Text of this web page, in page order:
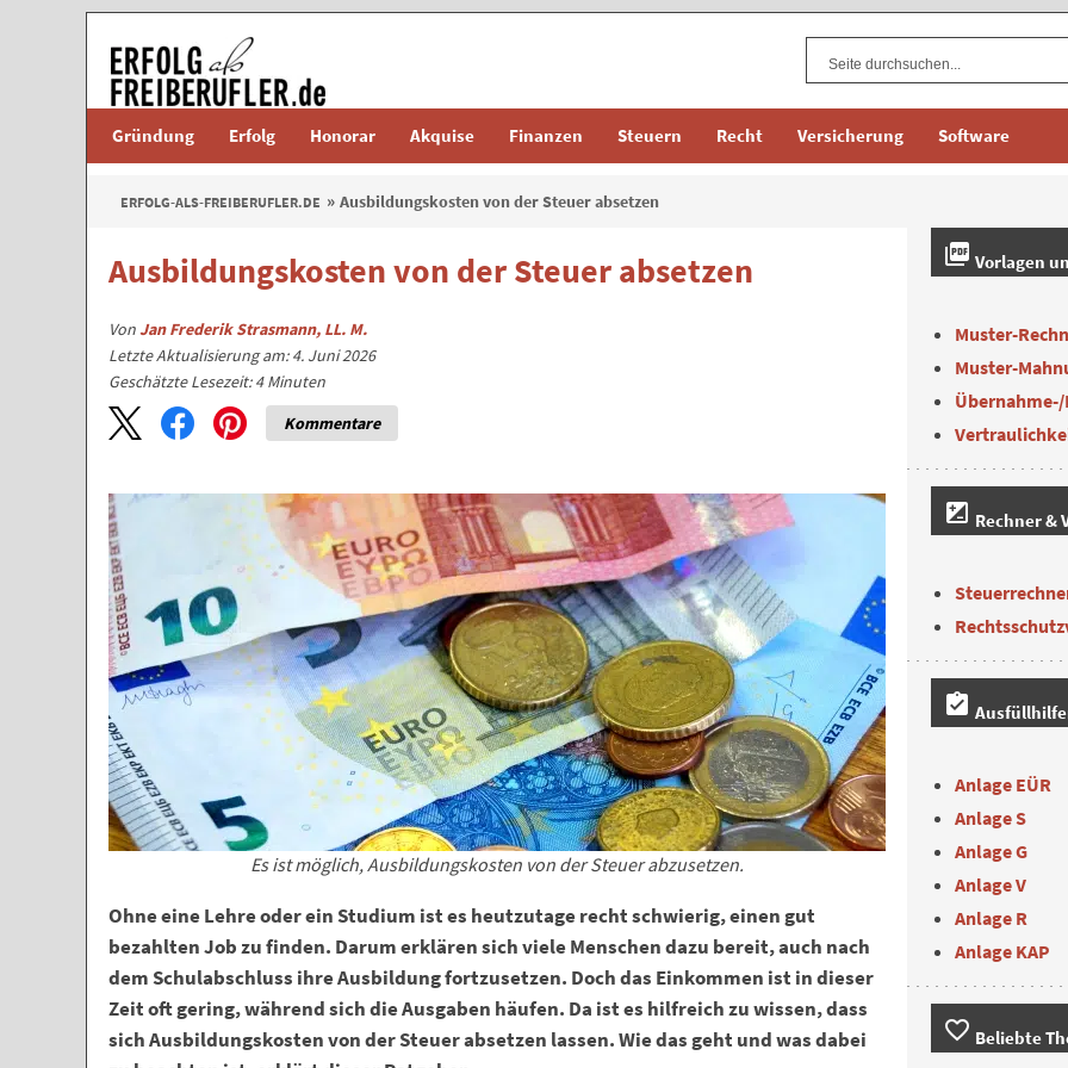
Gründung Erfolg Honorar Akquise Finanzen Steuern Recht Versicherung Software
ERFOLG-ALS-FREIBERUFLER.DE Ausbildungskosten von der Steuer absetzen
Ausbildungskosten von der Steuer absetzen
VonJan Frederik Strasmann, LL. M.
Letzte Aktualisierung am: 4. Juni 2026
Geschätzte Lesezeit:4 Minuten
Kommentare
Es ist möglich, Ausbildungskosten von der Steuer abzusetzen.
Ohne eine Lehre oder ein Studium ist es heutzutage recht schwierig, einen gut
bezahlten Job zu finden. Darum erklären sich viele Menschen dazu bereit, auch nach
dem Schulabschluss ihre Ausbildung fortzusetzen. Doch das Einkommen ist in dieser
Zeit oft gering, während sich die Ausgaben häufen. Da ist es hilfreich zu wissen, dass
sich Ausbildungskosten von der Steuer absetzen lassen. Wie das geht und was dabei
picture_as_pdf Vorlagen
Muster-
Muster-
iso Rechner &
assignment_turned_in
Anlage EÜR
Anlage S
Anlage G
Anlage V
Anlage R
Anlage KAP
favorite_border Beliebte